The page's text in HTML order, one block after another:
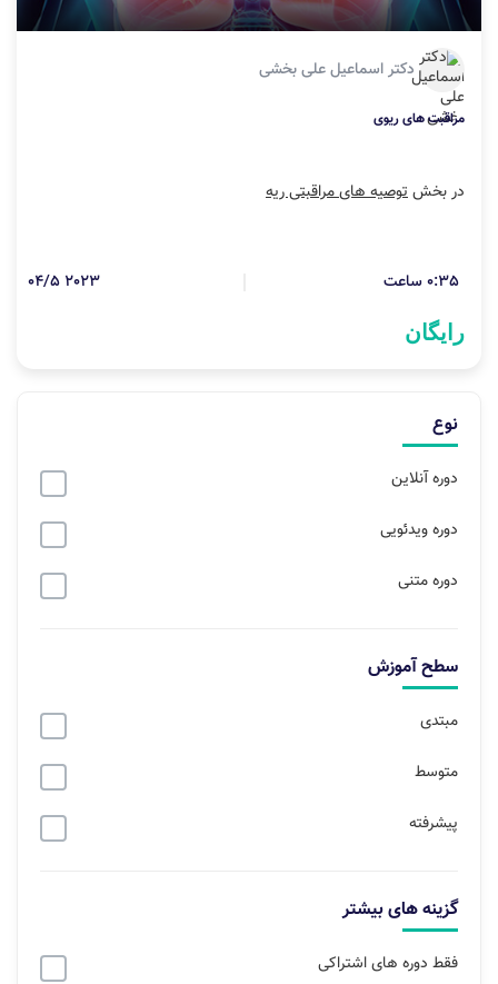
دکتر اسماعیل علی بخشی
مراقبت های ریوی
در بخشتوصیه های مراقبتی ریه
0:35 ساعت 2023 04/5
رایگان
نوع
دوره آنلاین
دوره ویدئویی
دوره متنی
سطح آموزش
مبتدی
متوسط
پیشرفته
گزینه های بیشتر
فقط دوره های اشتراکی